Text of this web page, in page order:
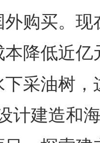
外购买。
降低近
采油树
计建造和